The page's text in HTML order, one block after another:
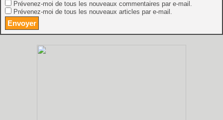
Prévenez-moi de tous les nouveaux commentaires par e-mail.
Prévenez-moi de tous les nouveaux articles par e-mail.